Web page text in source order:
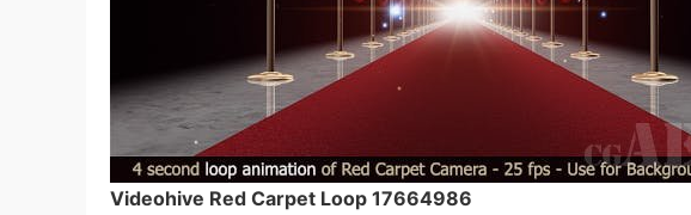
Videohive Red Carpet Loop 17664986